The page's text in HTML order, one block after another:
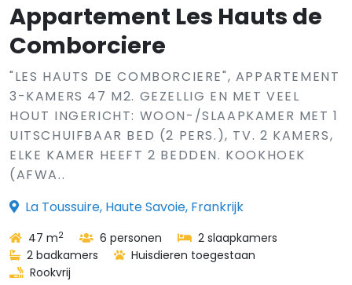
Appartement Les Hauts de
Comborciere
"LES HAUTS DE COMBORCIERE", APPARTEMENT
3-KAMERS 47 M2. GEZELLIG EN MET VEEL
HOUT INGERICHT: WOON-/SLAAPKAMER MET 1
UITSCHUIFBAAR BED (2 PERS.), TV. 2 KAMERS,
ELKE KAMER HEEFT 2 BEDDEN. KOOKHOEK
(AFWA..
La Toussuire, Haute Savoie, Frankrijk
47 m2 6 personen
2 slaapkamers
2 badkamers
Huisdieren toegestaan
Rookvrij